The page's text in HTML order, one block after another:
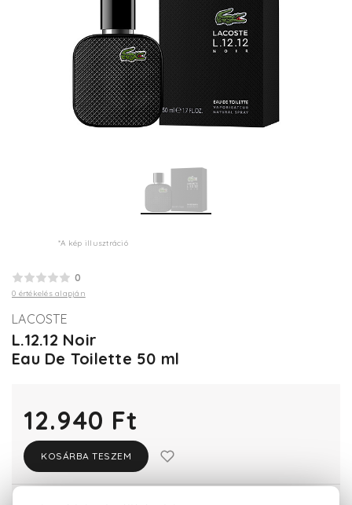
*A kép illusztráció
0
0 értékelés alapján
LACOSTE
L.12.12 Noir
Eau De Toilette 50 ml
12.940 Ft
KOSÁRBA TESZEM